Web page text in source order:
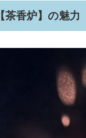
【茶香炉】の魅力